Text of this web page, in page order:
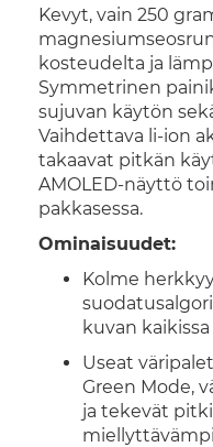
Kevyt, vain 250
kosteudelta ja
Symmetrinen
sujuvan käytön
Vaihdettava li-ion
takaavat pitkän
AMOLED-näyttö
pakkasessa.
Ominaisuudet:
Kolme
kuvan
Useat
Green Mode,
ja tekevät